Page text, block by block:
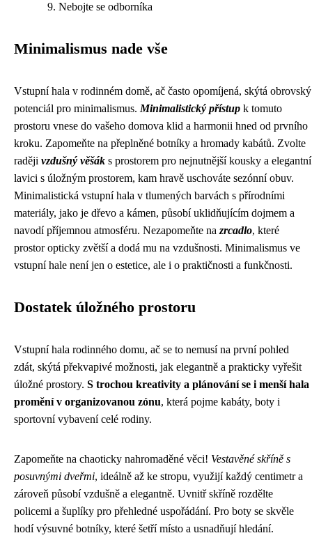
Nebojte se odborníka
Minimalismus nade vše
Vstupní hala v rodinném domě, ač často opomíjená, skýtá obrovský
potenciál pro minimalismus. Minimalistický přístup k tomuto
prostoru vnese do vašeho domova klid a harmonii hned od prvního
kroku. Zapomeňte na přeplněné botníky a hromady kabátů. Zvolte
raději vzdušný věšák s prostorem pro nejnutnější kousky a elegantní
lavici s úložným prostorem, kam hravě uschováte sezónní obuv.
Minimalistická vstupní hala v tlumených barvách s přírodními
materiály, jako je dřevo a kámen, působí uklidňujícím dojmem a
navodí příjemnou atmosféru. Nezapomeňte na zrcadlo, které
prostor opticky zvětší a dodá mu na vzdušnosti. Minimalismus ve
vstupní hale není jen o estetice, ale i o praktičnosti a funkčnosti.
Dostatek úložného prostoru
Vstupní hala rodinného domu, ač se to nemusí na první pohled
zdát, skýtá překvapivé možnosti, jak elegantně a prakticky vyřešit
úložné prostory. S trochou kreativity a plánování se i menší hala
promění v organizovanou zónu, která pojme kabáty, boty i
sportovní vybavení celé rodiny.
Zapomeňte na chaoticky nahromaděné věci! Vestavěné skříně s
posuvnými dveřmi, ideálně až ke stropu, využijí každý centimetr a
zároveň působí vzdušně a elegantně. Uvnitř skříně rozdělte
policemi a šuplíky pro přehledné uspořádání. Pro boty se skvěle
hodí výsuvné botníky, které šetří místo a usnadňují hledání.